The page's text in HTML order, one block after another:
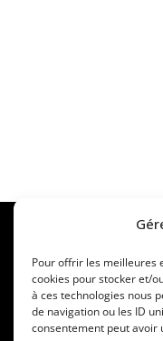
Pour offrir les meilleures
cookies pour stocker et/
à ces technologies nous
de navigation ou les ID
consentement peut avoir
À propos
Contact
S'inscrire au forum